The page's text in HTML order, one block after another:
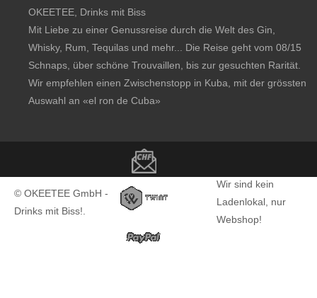
© OKEETEE GmbH -
Drinks mit Biss!.
Wir sind kein
Ladenlokal, nur
Webshop!
OKEETEE, Drinks mit Biss
Mit Liebe zu einer Genussreise durch die Welt des Gin,
Whisky, Rum, Tequilas und mehr... Die Reise geht vom 08/15
Schnaps, über schöne Trouvaillen, bis zur gesuchten Rarität.
Wir empfehlen einen Zwischenstopp in Kuba, mit der grössten
Auswahl an «el ron de Cuba»